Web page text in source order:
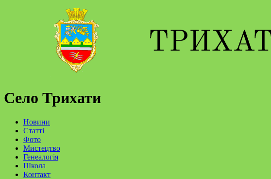
Село Трихати
Новини
Статті
Фото
Мистецтво
Генеалогія
Школа
Контакт